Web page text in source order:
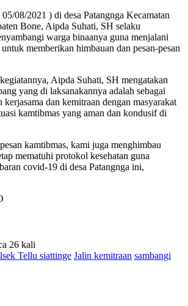
08/2021 ) di desa Patangnga Kecamatan
Bone, Aipda Suhati, SH selaku
warga binaanya guna menjalani
memberikan himbauan dan pesan-pesan
Aipda Suhati, SH mengatakan
yang di laksanakannya adalah sebagai
dan kemitraan dengan masyarakat
kamtibmas yang aman dan kondusif di
kamtibmas, kami juga menghimbau
mematuhi protokol kesehatan guna
covid-19 di desa Patangnga ini,
26 kali
Tellu siattinge Jalin kemitraan sambangi